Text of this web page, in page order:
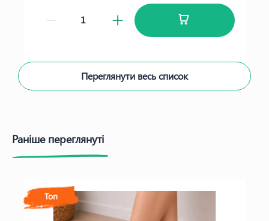
Переглянути весь список
Раніше переглянуті
Топ